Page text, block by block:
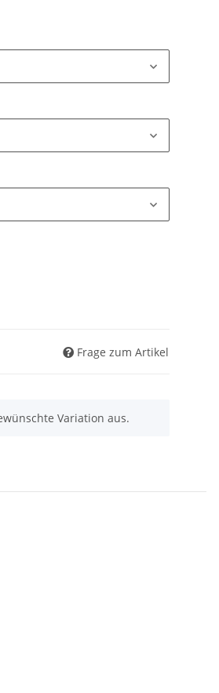
Frage zum Artikel
Variation aus.